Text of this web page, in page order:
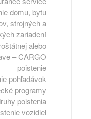
domu, bytu
strojných a
zariadení
alebo
– CARGO
poistenie
pohľadávok
programy
poistenia
vozidiel